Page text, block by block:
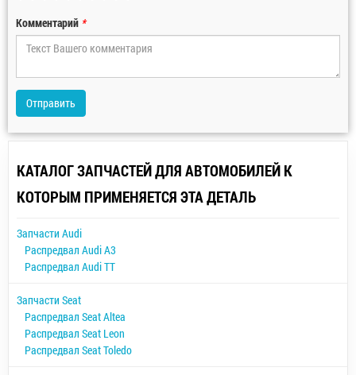
Комментарий *
Отправить
КАТАЛОГ ЗАПЧАСТЕЙ ДЛЯ АВТОМОБИЛЕЙ К
КОТОРЫМ ПРИМЕНЯЕТСЯ ЭТА ДЕТАЛЬ
Запчасти Audi
Распредвал Audi A3
Распредвал Audi TT
Запчасти Seat
Распредвал Seat Altea
Распредвал Seat Leon
Распредвал Seat Toledo